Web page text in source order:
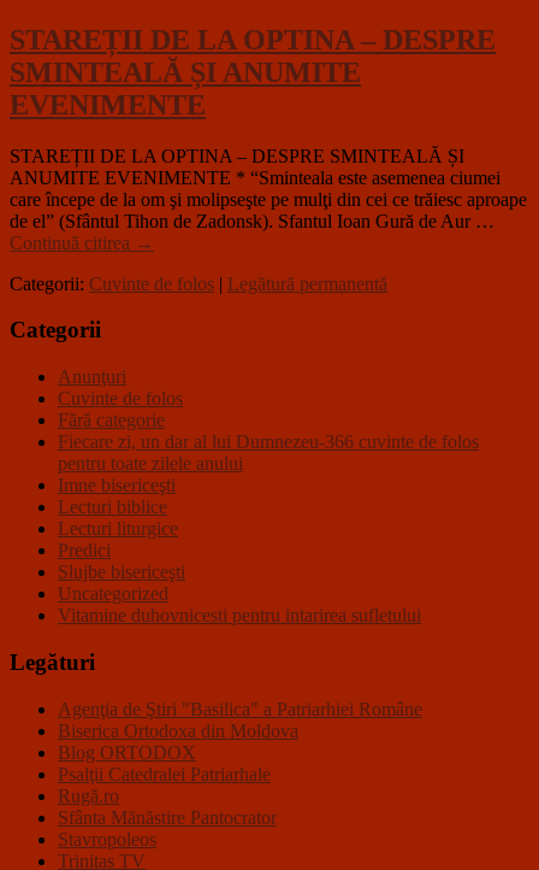
STAREȚII DE LA OPTINA – DESPRE
SMINTEALĂ ȘI ANUMITE
EVENIMENTE
STAREȚII DE LA OPTINA – DESPRE SMINTEALĂ ȘI
ANUMITE EVENIMENTE * “Sminteala este asemenea ciumei
care începe de la om şi molipseşte pe mulţi din cei ce trăiesc aproape
de el” (Sfântul Tihon de Zadonsk). Sfantul Ioan Gură de Aur …
Continuă citirea →
Categorii: Cuvinte de folos | Legătură permanentă
Categorii
Anunţuri
Cuvinte de folos
Fără categorie
Fiecare zi, un dar al lui Dumnezeu-366 cuvinte de folos
pentru toate zilele anului
Imne bisericeşti
Lecturi biblice
Lecturi liturgice
Predici
Slujbe bisericeşti
Uncategorized
Vitamine duhovnicesti pentru intarirea sufletului
Legături
Agenţia de Ştiri "Basilica" a Patriarhiei Române
Biserica Ortodoxa din Moldova
Blog ORTODOX
Psalţii Catedralei Patriarhale
Rugă.ro
Sfânta Mănăstire Pantocrator
Stavropoleos
Trinitas TV